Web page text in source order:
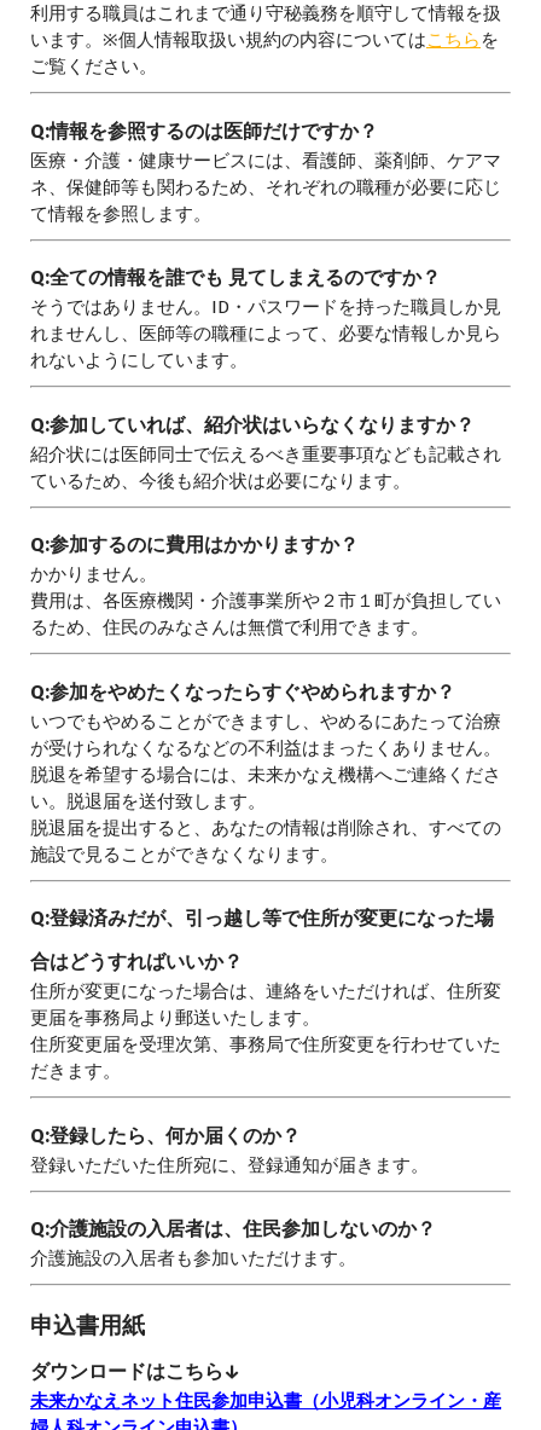
利用する職員はこれまで通り守秘義務を順守して情報を扱
います。※個人情報取扱い規約の内容についてはこちら を
ご覧ください。
Q:情報を参照するのは医師だけですか？
医療・介護・健康サービスには、看護師、薬剤師、ケアマ
ネ、保健師等も関わるため、それぞれの職種が必要に応じ
て情報を参照します。
Q:全ての情報を誰でも 見てしまえるのですか？
そうではありません。ID・パスワードを持った職員しか見
れませんし、医師等の職種によって、必要な情報しか見ら
れないようにしています。
Q:参加していれば、紹介状はいらなくなりますか？
紹介状には医師同士で伝えるべき重要事項なども記載され
ているため、今後も紹介状は必要になります。
Q:参加するのに費用はかかりますか？
かかりません。
費用は、各医療機関・介護事業所や２市１町が負担してい
るため、住民のみなさんは無償で利用できます。
Q:参加をやめたくなったらすぐやめられますか？
いつでもやめることができますし、やめるにあたって治療
が受けられなくなるなどの不利益はまったくありません。
脱退を希望する場合には、未来かなえ機構へご連絡くださ
い。脱退届を送付致します。
脱退届を提出すると、あなたの情報は削除され、すべての
施設で見ることができなくなります。
Q:登録済みだが、引っ越し等で住所が変更になった場
合はどうすればいいか？
住所が変更になった場合は、連絡をいただければ、住所変
更届を事務局より郵送いたします。
住所変更届を受理次第、事務局で住所変更を行わせていた
だきます。
Q:登録したら、何か届くのか？
登録いただいた住所宛に、登録通知が届きます。
Q:介護施設の入居者は、住民参加しないのか？
介護施設の入居者も参加いただけます。
申込書用紙
ダウンロードはこちら↓
未来かなえネット住民参加申込書（小児科オンライン・産